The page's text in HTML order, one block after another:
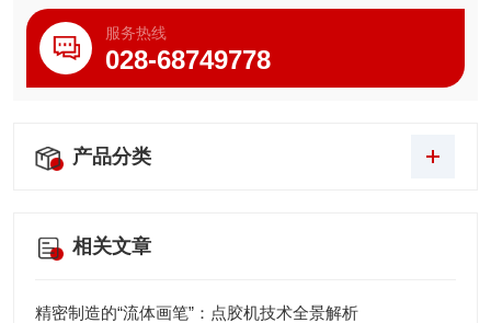
服务热线
028-68749778
产品分类
相关文章
精密制造的“流体画笔”：点胶机技术全景解析